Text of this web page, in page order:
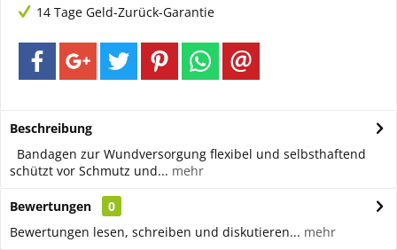
14 Tage Geld-Zurück-Garantie
Beschreibung
Bandagen zur Wundversorgung flexibel und selbsthaftend
schützt vor Schmutz und... mehr
Bewertungen
0
Bewertungen lesen, schreiben und diskutieren... mehr